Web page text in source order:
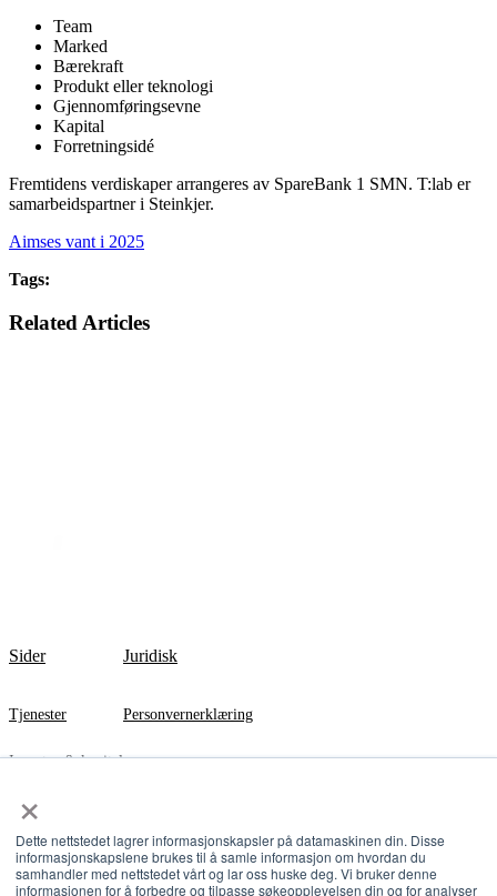
×
Dette nettstedet lagrer informasjonskapsler på datamaskinen din. Disse
informasjonskapslene brukes til å samle informasjon om hvordan du
samhandler med nettstedet vårt og lar oss huske deg. Vi bruker denne
informasjonen for å forbedre og tilpasse søkeopplevelsen din og for analyser
Team
Marked
Bærekraft
Produkt eller teknologi
Gjennomføringsevne
Kapital
Forretningsidé
Fremtidens verdiskaper arrangeres av SpareBank 1 SMN. T:lab er
samarbeidspartner i Steinkjer.
Aimses vant i 2025
Tags:
Related Articles
Sider
Tjenester
Investor & kapital
Agritech
InnoCamp
Juridisk
Personvernerklæring